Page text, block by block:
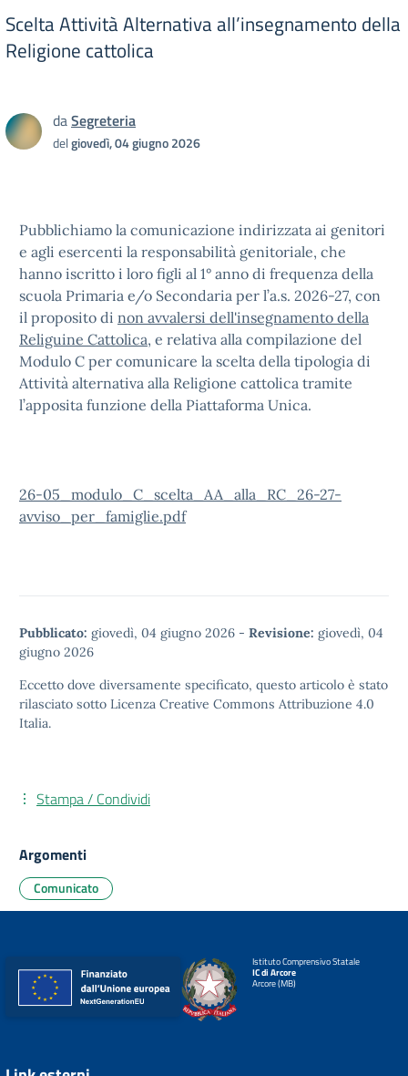
Scelta Attività Alternativa all’insegnamento della
Religione cattolica
daSegreteria
delgiovedì, 04 giugno 2026
Pubblichiamo la comunicazione indirizzata ai genitori
e agli esercenti la responsabilità genitoriale, che
hanno iscritto i loro figli al 1° anno di frequenza della
scuola Primaria e/o Secondaria per l’a.s. 2026-27, con
il proposito di non avvalersi dell'insegnamento della
Religuine Cattolica, e relativa alla compilazione del
Modulo C per comunicare la scelta della tipologia di
Attività alternativa alla Religione cattolica tramite
l’apposita funzione della Piattaforma Unica.
26-05_modulo_C_scelta_AA_alla_RC_26-27-
avviso_per_famiglie.pdf
Pubblicato: giovedì, 04 giugno 2026 - Revisione: giovedì, 04
giugno 2026
Eccetto dove diversamente specificato, questo articolo è stato
rilasciato sotto Licenza Creative Commons Attribuzione 4.0
Italia.
Stampa / Condividi
Argomenti
Comunicato
Istituto Comprensivo Statale
IC di Arcore
Arcore (MB)